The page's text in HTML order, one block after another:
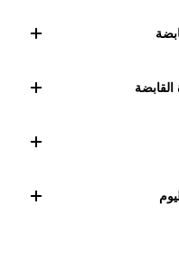
الديرة القابضة
عبر العديد من
افتح حساباً، أودع